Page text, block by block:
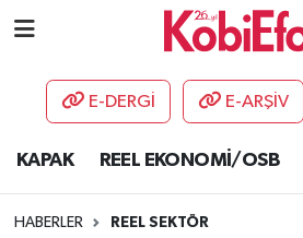
E-DERGİ E-ARŞİV
KAPAK REEL EKONOMİ/OSB
HABERLER REEL SEKTÖR
AKADEMİ
DESTEK-TEŞVİK